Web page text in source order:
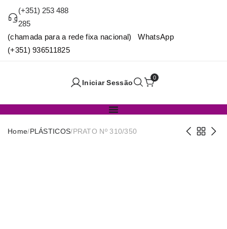
(+351) 253 488
285
(chamada para a rede fixa nacional) WhatsApp
(+351) 936511825
Iniciar Sessão
0
Home/PLÁSTICOS/PRATO Nº 310/350